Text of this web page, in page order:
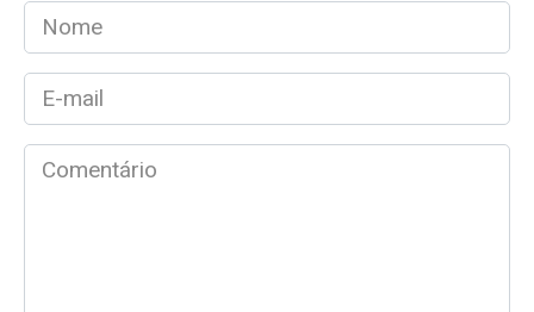
Nome
*
mail
*Comentário